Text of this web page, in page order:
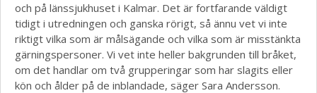
och på länssjukhuset i Kalmar. Det är fortfarande väldigt
tidigt i utredningen och ganska rörigt, så ännu vet vi inte
riktigt vilka som är målsägande och vilka som är misstänkta
gärningspersoner. Vi vet inte heller bakgrunden till bråket,
om det handlar om två grupperingar som har slagits eller
kön och ålder på de inblandade, säger Sara Andersson.